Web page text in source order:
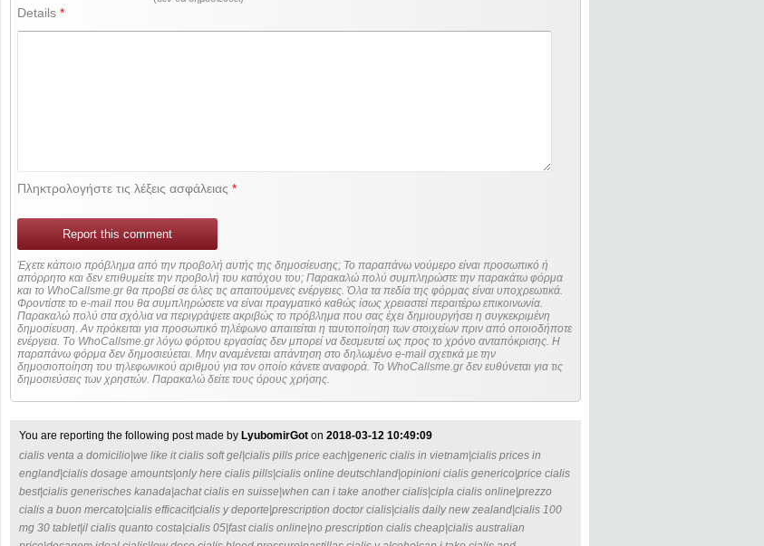
Details*
Πληκτρολογήστε τις λέξεις ασφάλειας*
Report this comment
Έχετε κάποιο πρόβλημα από την προβολή αυτής της δημοσίευσης; Το παραπάνω νούμερο είναι προσωπικό ή
απόρρητο και δεν επιθυμείτε την προβολή του κατόχου του; Παρακαλώ πολύ συμπληρώστε την παρακάτω φόρμα
και το WhoCallsme.gr θα προβεί σε όλες τις απαιτούμενες ενέργειες. Όλα τα πεδία της φόρμας είναι υποχρεωτικά.
Φροντίστε το e-mail που θα συμπληρώσετε να είναι πραγματικό καθώς ίσως χρειαστεί περαιτέρω επικοινωνία.
Παρακαλώ πολύ στα σχόλια να περιγράψετε ακριβώς το πρόβλημα που σας έχει δημιουργήσει η συγκεκριμένη
δημοσίευση. Αν πρόκειται για προσωπικό τηλέφωνο απαιτείται η ταυτοποίηση των στοιχείων πριν από οποιοδήποτε
ενέργεια. Τo WhoCallsme.gr λόγω φόρτου εργασίας δεν μπορεί να δεσμευτεί ως προς το χρόνο ανταπόκρισης. Η
παραπάνω φόρμα δεν δημοσιεύεται. Μην αναμένεται απάντηση στο δηλωμένο e-mail σχετικά με την
δημοσιοποίηση του τηλεφωνικού αριθμού για τον οποίο κάνετε αναφορά. Το WhoCallsme.gr δεν ευθύνεται για τις
δημοσιεύσεις των χρηστών. Παρακαλώ δείτε τους όρους χρήσης.
You are reporting the following post made by LyubomirGot on 2018-03-12 10:49:09
cialis venta a domicilio|we like it cialis soft gel|cialis pills price each|generic cialis in vietnam|cialis prices in
england|cialis dosage amounts|only here cialis pills|cialis online deutschland|opinioni cialis generico|price cialis
best|cialis generisches kanada|achat cialis en suisse|when can i take another cialis|cipla cialis online|prezzo
cialis a buon mercato|cialis efficacit|cialis y deporte|prescription doctor cialis|cialis daily new zealand|cialis 100
mg 30 tablet|il cialis quanto costa|cialis 05|fast cialis online|no prescription cialis cheap|cialis australian